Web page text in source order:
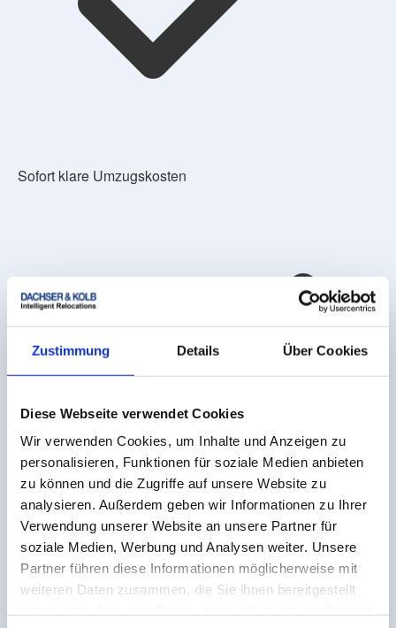
Zustimmung Details Über Cookies
Diese Webseite verwendet Cookies
Wir verwenden Cookies, um Inhalte und Anzeigen zu
personalisieren, Funktionen für soziale Medien anbieten
zu können und die Zugriffe auf unsere Website zu
analysieren. Außerdem geben wir Informationen zu Ihrer
Verwendung unserer Website an unsere Partner für
soziale Medien, Werbung und Analysen weiter. Unsere
Partner führen diese Informationen möglicherweise mit
weiteren Daten zusammen, die Sie ihnen bereitgestellt
Sofort klare Umzugskosten
Preis nach Volumen, Distanz, Services